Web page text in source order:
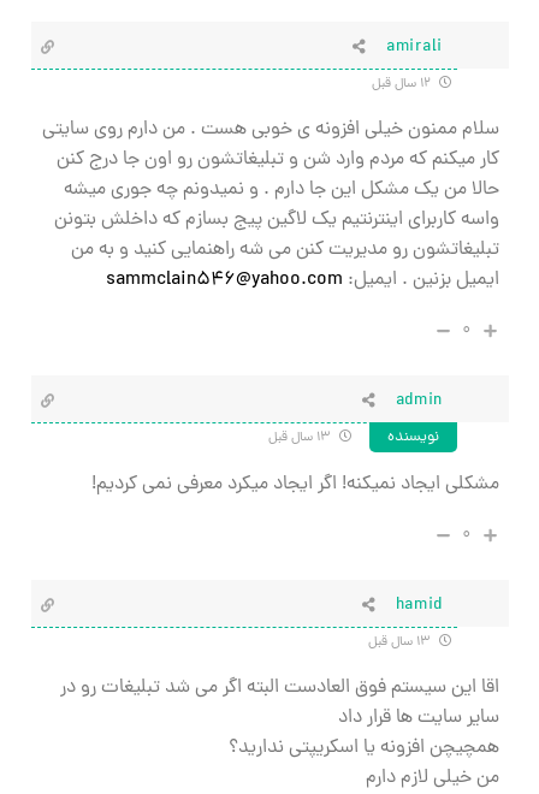
amirali
سلام ممنون خیلی افزونه ی خوبی هست . من دارم روی سایتی
کار میکنم که مردم وارد شن و تبلیغاتشون رو اون جا درج کنن
حالا من یک مشکل این جا دارم . و نمیدونم چه جوری میشه
واسه کاربرای اینترنتیم یک لاگین پیج بسازم که داخلش بتونن
تبلیغاتشون رو مدیریت کنن می شه راهنمایی کنید و به من
ایمیل بزنین . ایمیل: sammclain546@yahoo.com
۰
admin
نویسنده
مشکلی ایجاد نمیکنه! اگر ایجاد میکرد معرفی نمی کردیم!
۰
hamid
اقا اين سيستم فوق العادست البته اگر مي شد تبليغات رو در
ساير سايت ها قرار داد
همچيچن افزونه يا اسكريپتي نداريد؟
من خيلي لازم دارم